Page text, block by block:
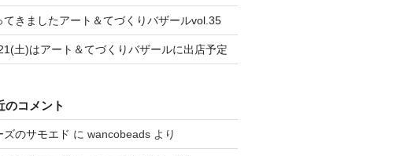
てきましたアート＆てづくりバザールvol.35
土)はアート＆てづくりバザールに出店予定
のコメント
ズのサモエド に wancobeadsより